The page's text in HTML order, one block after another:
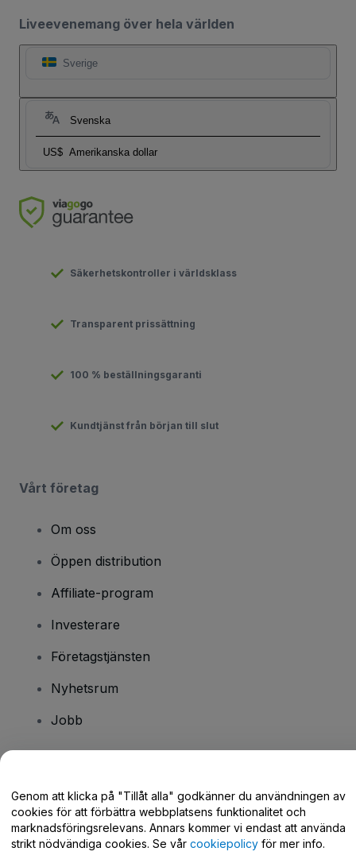
Liveevenemang över hela världen
Sverige
Svenska
US$ Amerikanska dollar
Säkerhetskontroller i världsklass
Transparent prissättning
100 % beställningsgaranti
Kundtjänst från början till slut
Vårt företag
Om oss
Öppen distribution
Affiliate-program
Investerare
Företagstjänsten
Nyhetsrum
Jobb
Hjälpcenter / Kontakta oss
Genom att klicka på "Tillåt alla" godkänner du användningen av
cookies för att förbättra webbplatsens funktionalitet och
marknadsföringsrelevans. Annars kommer vi endast att använda
strikt nödvändiga cookies. Se vår cookiepolicy för mer info.